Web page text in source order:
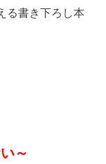
る書き下ろし本
～